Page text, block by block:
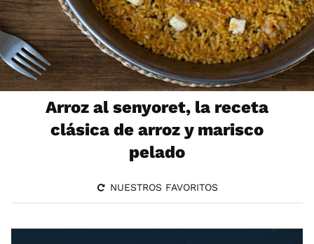
Arroz al senyoret, la receta
clásica de arroz y marisco
pelado
NUESTROS FAVORITOS